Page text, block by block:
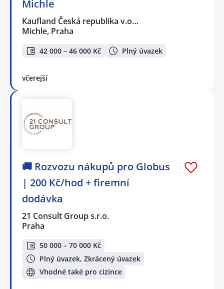
Michle
Kaufland Česká republika v.o…
Michle, Praha
42 000 – 46 000 Kč Plný úvazek
včerejší
🚚 Rozvozu nákupů pro Globus
| 200 Kč/hod + firemní
dodávka
21 Consult Group s.r.o.
Praha
50 000 – 70 000 Kč
Plný úvazek, Zkrácený úvazek
Vhodné také pro cizince